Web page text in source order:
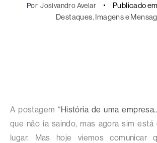
Por Josivandro Avelar Publicado em
Destaques, Imagens e
A postagem “História de uma
que não ia saindo, mas agora sim está
lugar. Mas hoje viemos comunicar